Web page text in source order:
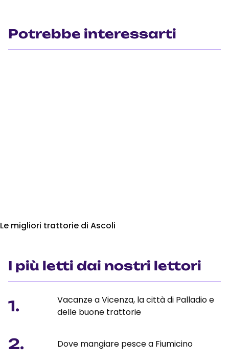
Potrebbe interessarti
Le migliori trattorie di Ascoli
I più letti dai nostri lettori
1.
Vacanze a Vicenza, la città di Palladio e
delle buone trattorie
2. Dove mangiare pesce a Fiumicino